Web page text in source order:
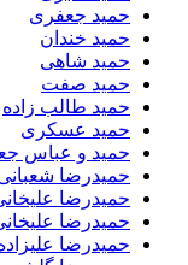
حمید جعفری
حمید خندان
حمید شاهی
حمید صفت
حمید طالب زاده
حمید عسکری
حمید و عباس
حمیدرضا شعبانی
حمیدرضا
حمیدرضا
حمیدرضا